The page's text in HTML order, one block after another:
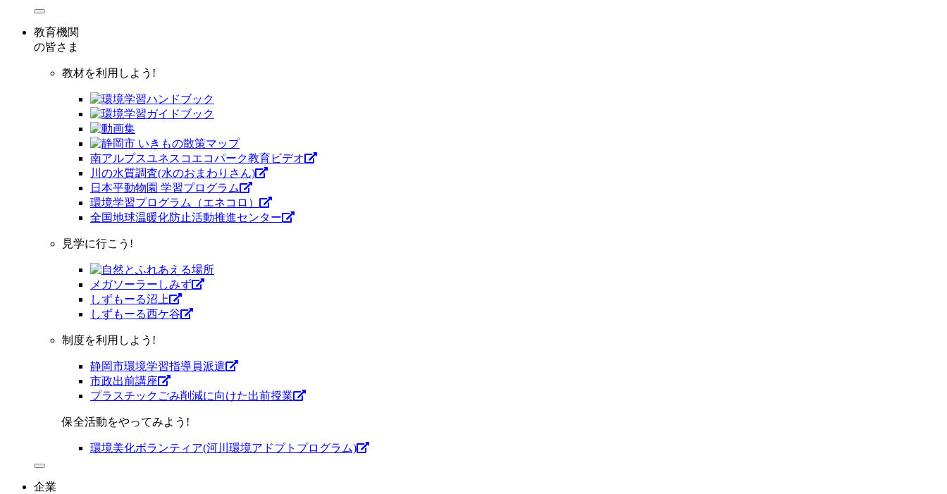
教育機関
の皆さま
教材を利用しよう!
南アルプスユネスコエコパーク教育ビデオ
川の水質調査(水のおまわりさん)
日本平動物園 学習プログラム
環境学習プログラム（エネコロ）
全国地球温暖化防止活動推進センター
見学に行こう!
メガソーラーしみず
しずもーる沼上
しずもーる⻄ケ谷
制度を利用しよう!
静岡市環境学習指導員派遣
市政出前講座
プラスチックごみ削減に向けた出前授業
保全活動をやってみよう!
環境美化ボランティア(河川環境アドプトプログラム)
企業